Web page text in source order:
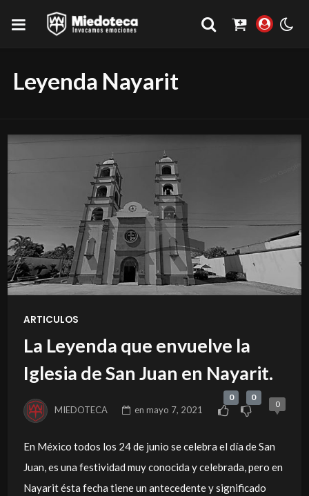
Leyenda Nayarit
ARTICULOS
La Leyenda que envuelve la
Iglesia de San Juan en Nayarit.
MIEDOTECA enmayo 7, 2021
0 0
0
En México todos los 24 de junio se celebra el día de San
Juan, es una festividad muy conocida y celebrada, pero en
Nayarit ésta fecha tiene un antecedente y significado